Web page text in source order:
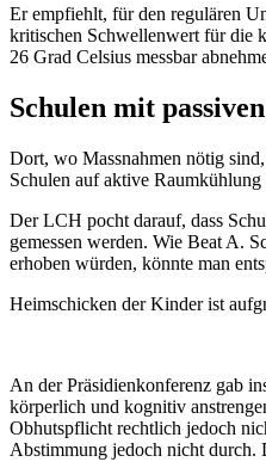
Er empfiehlt, für den regulären
kritischen Schwellenwert für die
26 Grad Celsius messbar
Schulen mit
Dort, wo Massnahmen nötig
Schulen auf aktive
Der LCH pocht darauf, dass
gemessen werden. Wie Beat A.
erhoben würden, könnte man
Heimschicken der Kinder ist
An der Präsidienkonferenz gab
körperlich und kognitiv
Obhutspflicht rechtlich jedoch
Abstimmung jedoch nicht durch.